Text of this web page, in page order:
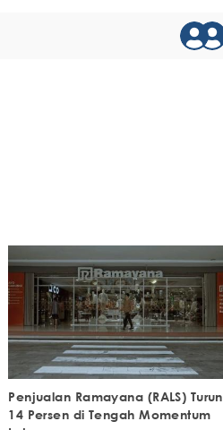
Penjualan Ramayana (RALS) Turun
14 Persen di Tengah Momentum